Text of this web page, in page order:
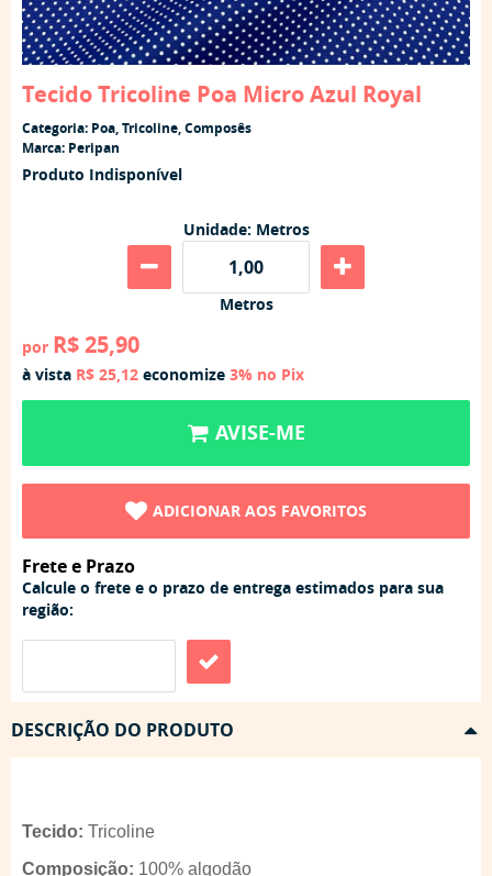
Tecido Tricoline Poa Micro Azul Royal
Categoria: Poa,Tricoline,Composês
Marca: Peripan
Produto Indisponível
Unidade: Metros
Metros
por R$ 25,90
à vista R$ 25,12 economize 3% no Pix
AVISE-ME
ADICIONAR AOS FAVORITOS
Frete e Prazo
Calcule o frete e o prazo de entrega estimados para sua
região:
DESCRIÇÃO DO PRODUTO
Tecido: Tricoline
Composição: 100% algodão